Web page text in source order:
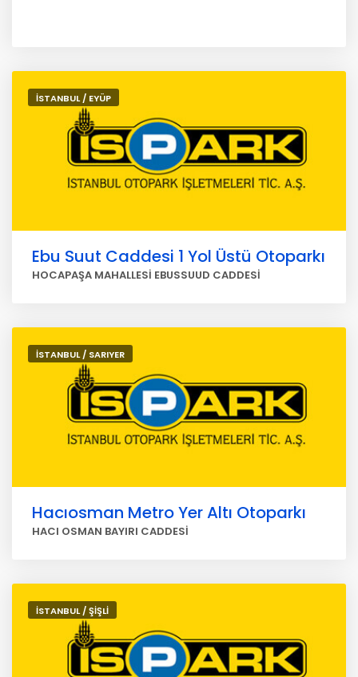
İSTANBUL / EYÜP
Ebu Suut Caddesi 1 Yol Üstü Otoparkı
HOCAPAŞA MAHALLESİ EBUSSUUD CADDESİ
İSTANBUL / SARIYER
Hacıosman Metro Yer Altı Otoparkı
HACI OSMAN BAYIRI CADDESİ
İSTANBUL / ŞİŞLİ